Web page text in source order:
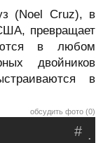
(Noel Cruz), в
превращает
в любом
двойников
в
обсудить фото (0)
.
#